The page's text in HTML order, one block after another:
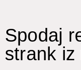
Spodaj
strank iz